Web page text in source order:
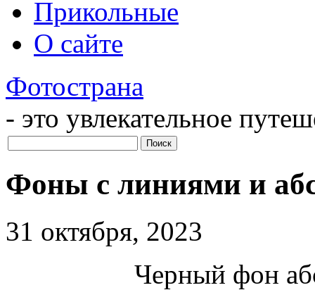
Прикольные
О сайте
Фотострана
- это увлекательное
Фоны с линиями и
31 октября, 2023
Черный фон